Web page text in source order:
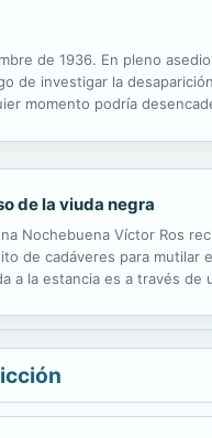
de 1936. En pleno
de investigar la
momento podría
de la viuda negra
Nochebuena Víctor Ros
de cadáveres para mutilar
a la estancia es a través de